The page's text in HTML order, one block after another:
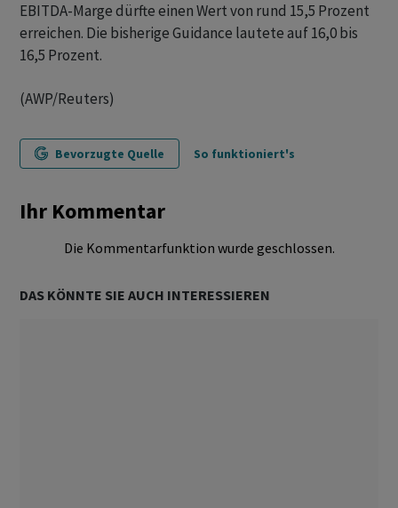
EBITDA-Marge dürfte einen Wert von rund 15,5 Prozent
erreichen. Die bisherige Guidance lautete auf 16,0 bis
16,5 Prozent.
(AWP/Reuters)
Bevorzugte Quelle So funktioniert's
Ihr Kommentar
Die Kommentarfunktion wurde geschlossen.
DAS KÖNNTE SIE AUCH INTERESSIEREN